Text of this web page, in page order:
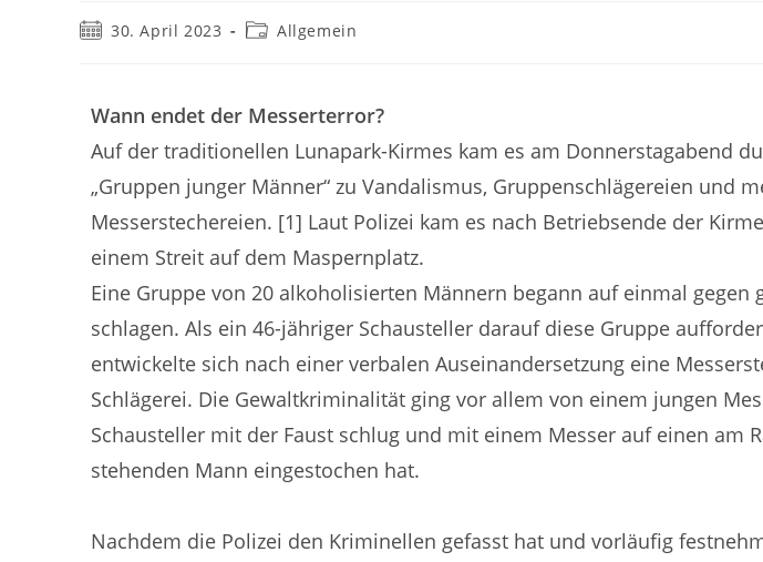
30. April 2023 Allgemein
Wann endet der Messerterror?
Auf der traditionellen Lunapark-Kirmes kam es am Donnerstagabend
„Gruppen junger Männer“ zu Vandalismus, Gruppenschlägereien und
Messerstechereien. [1] Laut Polizei kam es nach Betriebsende der
einem Streit auf dem Maspernplatz.
Eine Gruppe von 20 alkoholisierten Männern begann auf einmal gegen
schlagen. Als ein 46-jähriger Schausteller darauf diese Gruppe
entwickelte sich nach einer verbalen Auseinandersetzung eine
Schlägerei. Die Gewaltkriminalität ging vor allem von einem jungen
Schausteller mit der Faust schlug und mit einem Messer auf einen am
stehenden Mann eingestochen hat.
Nachdem die Polizei den Kriminellen gefasst hat und vorläufig